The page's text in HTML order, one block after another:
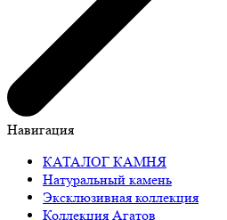
Навигация
КАТАЛОГ КАМНЯ
Натуральный камень
Эксклюзивная коллекция
Коллекция Агатов